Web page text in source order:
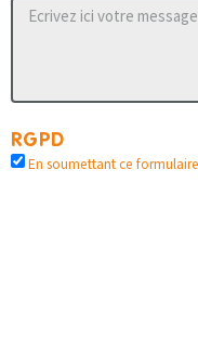
RGPD
En soumettant ce